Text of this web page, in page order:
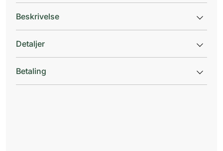
Beskrivelse
Detaljer
Betaling